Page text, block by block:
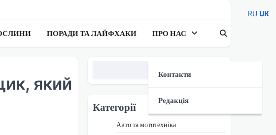
ПОРАДИ ТА ЛАЙФХАКИ ПРО НАС
Контакти
Редакція
який
Категорії
Авто та мототехніка
RU UK